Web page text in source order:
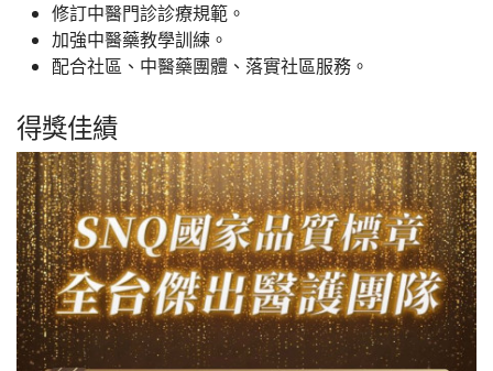
修訂中醫門診診療規範。
加強中醫藥教學訓練。
配合社區、中醫藥團體、落實社區服務。
得獎佳績